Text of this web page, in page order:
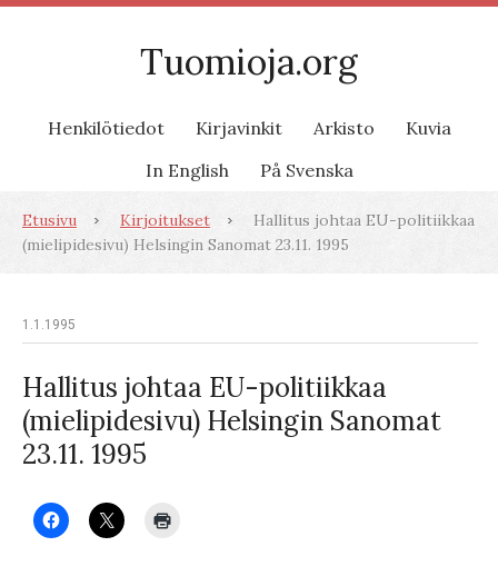
Tuomioja.org
Henkilötiedot Kirjavinkit Arkisto
Kuvia
In English
På Svenska
Etusivu Kirjoitukset
Hallitus johtaa EU-politiikkaa
(mielipidesivu) Helsingin Sanomat 23.11. 1995
1.1.1995
Hallitus johtaa EU-politiikkaa
(mielipidesivu) Helsingin Sanomat
23.11. 1995